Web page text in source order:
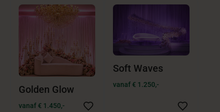
Golden Glow
vanaf € 1.450,-
Soft Waves
vanaf € 1.250,-